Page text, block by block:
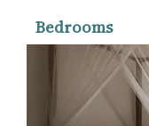
Bedrooms